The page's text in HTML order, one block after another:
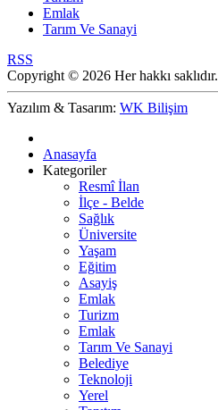
Emlak
Tarım Ve Sanayi
RSS
Copyright © 2026 Her hakkı saklıdır.
Yazılım & Tasarım: WK Bilişim
Anasayfa
Kategoriler
Resmî İlan
İlçe - Belde
Sağlık
Üniversite
Yaşam
Eğitim
Asayiş
Emlak
Turizm
Emlak
Tarım Ve Sanayi
Belediye
Teknoloji
Yerel